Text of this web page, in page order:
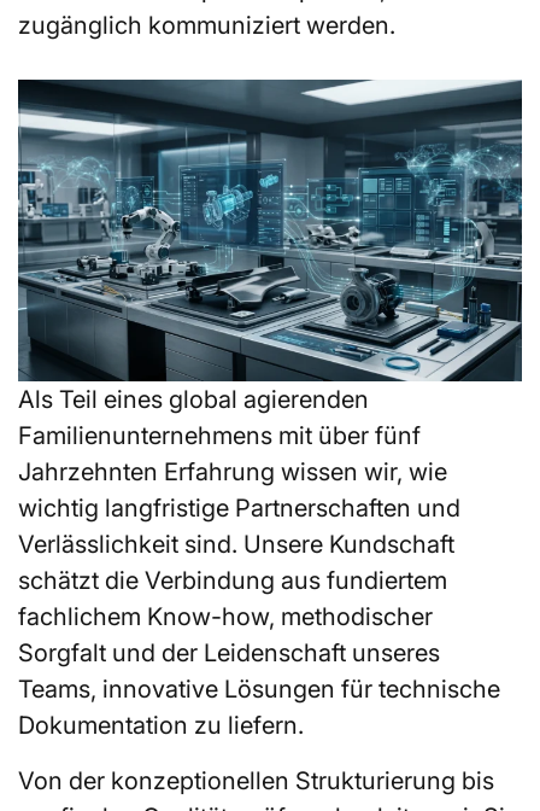
zugänglich kommuniziert werden.
Als Teil eines global agierenden
Familienunternehmens mit über fünf
Jahrzehnten Erfahrung wissen wir, wie
wichtig langfristige Partnerschaften und
Verlässlichkeit sind. Unsere Kundschaft
schätzt die Verbindung aus fundiertem
fachlichem Know-how, methodischer
Sorgfalt und der Leidenschaft unseres
Teams, innovative Lösungen für technische
Dokumentation zu liefern.
Von der konzeptionellen Strukturierung bis